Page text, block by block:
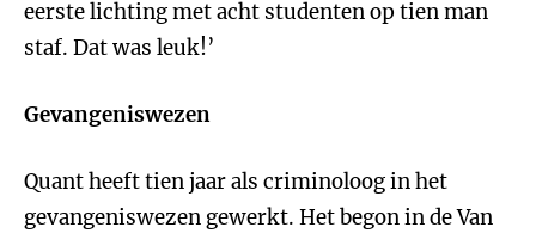
eerste lichting met acht studenten op tien man
staf. Dat was leuk!’
Gevangeniswezen
Quant heeft tien jaar als criminoloog in het
gevangeniswezen gewerkt. Het begon in de Van